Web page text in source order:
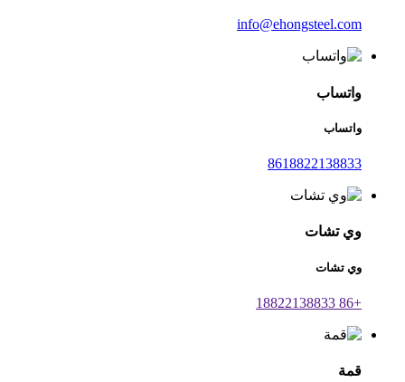
info@ehongsteel.com
واتساب
واتساب
8618822138833
وي تشات
وي تشات
+86 18822138833
قمة